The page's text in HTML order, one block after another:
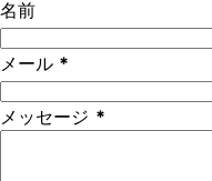
名前
メール *
メッセージ *